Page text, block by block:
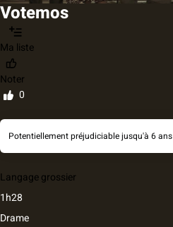
Votemos
Ma liste
Noter
0
Potentiellement préjudiciable jusqu'à 6 ans
Langage grossier
1h28
Drame